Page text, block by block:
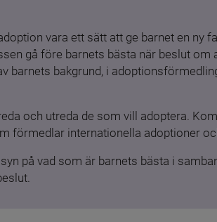
vara ett sätt att ge barnet en ny
gå före barnets bästa när beslut
barnets bakgrund, i
och utreda de som vill adoptera.
förmedlar internationella adoptioner
på vad som är barnets bästa i